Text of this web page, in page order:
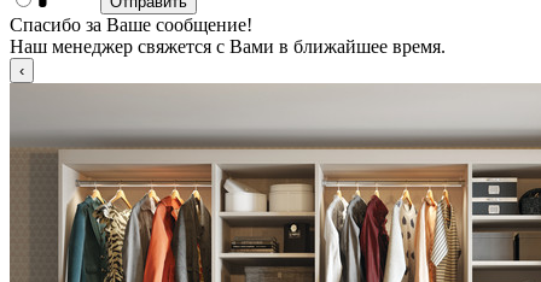
Спасибо за Ваше сообщение!
Наш менеджер свяжется с Вами в ближайшее время.